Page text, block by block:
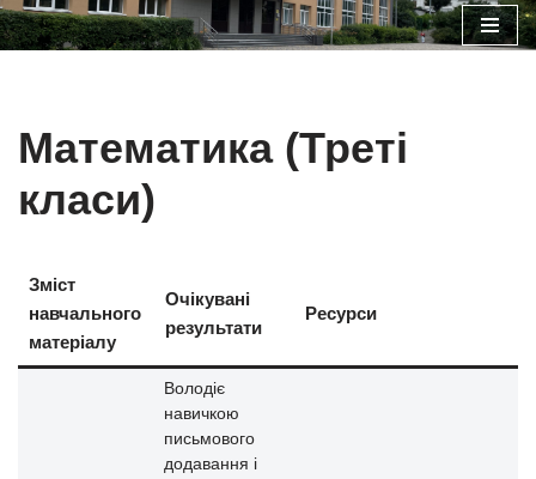
Математика (Треті
класи)
Зміст
навчального
матеріалу
Очікувані
результати
Ресурси
Володіє
навичкою
письмового
додавання і